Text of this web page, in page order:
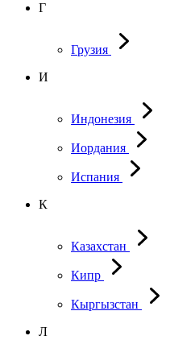
Г
Грузия
И
Индонезия
Иордания
Испания
К
Казахстан
Кипр
Кыргызстан
Л